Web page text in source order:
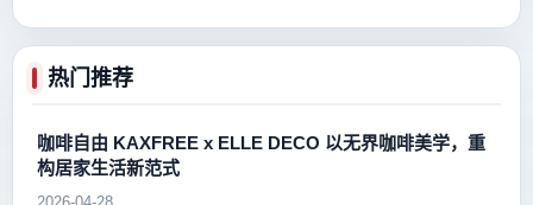
热门推荐
咖啡自由 KAXFREE x ELLE DECO 以无界咖啡美学，重
构居家生活新范式